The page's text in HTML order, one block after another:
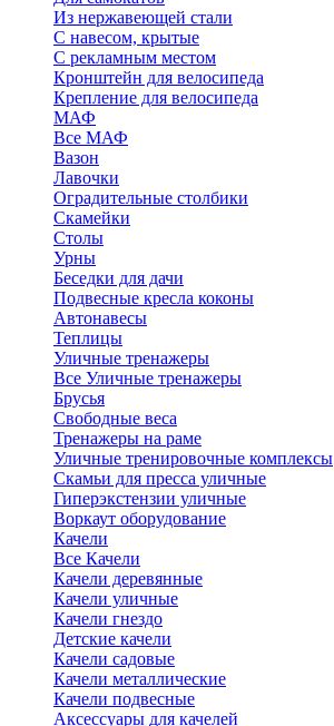
Из нержавеющей стали
С навесом, крытые
С рекламным местом
Кронштейн для велосипеда
Крепление для велосипеда
МАФ
Все МАФ
Вазон
Лавочки
Оградительные столбики
Скамейки
Столы
Урны
Беседки для дачи
Подвесные кресла коконы
Автонавесы
Теплицы
Уличные тренажеры
Все Уличные тренажеры
Брусья
Свободные веса
Тренажеры на раме
Уличные тренировочные комплексы
Скамьи для пресса уличные
Гиперэкстензии уличные
Воркаут оборудование
Качели
Все Качели
Качели деревянные
Качели уличные
Качели гнездо
Детские качели
Качели садовые
Качели металлические
Качели подвесные
Аксессуары для качелей